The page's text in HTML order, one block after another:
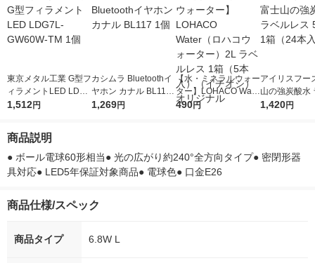
東京メタル工業 G型フ
ィラメントLED LDG7
L-GW60W-TM 1個
1,512円
カシムラ Bluetoothイ
ヤホン カナル BL117
1個
1,269円
【水・ミネラルウォー
ター】LOHACO Wate
r（ロハコウォータ
490円
アイリスフー
山の強炭酸水
レス 500ml 1
1,420円
商品説明
● ボール電球60形相当● 光の広がり約240°全方向タイプ● 密閉形器
具対応● LED5年保証対象商品● 電球色● 口金E26
商品仕様/スペック
商品タイプ 6.8W L